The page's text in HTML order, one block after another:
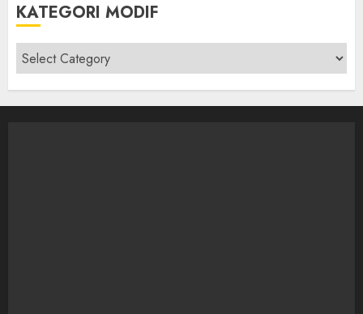
KATEGORI MODIF
Kategori
modif